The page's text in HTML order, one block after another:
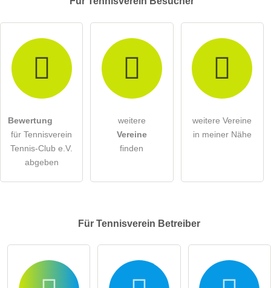
Bewertung
für Tennisverein
Tennis-Club e.V.
abgeben
weitere
Vereine
finden
weitere Vereine
in meiner Nähe
Für Tennisverein Betreiber